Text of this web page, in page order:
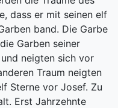
dass er mit seinen elf
band. Die Garbe
Garben seiner
neigten sich vor
Traum neigten
Sterne vor Josef. Zu
Erst Jahrzehnte